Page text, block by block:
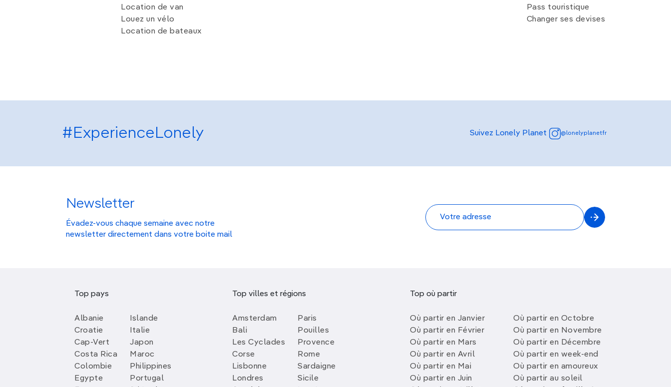
Location de van
Louez un vélo
Location de bateaux
Pass touristique
Changer ses devises
#ExperienceLonely Suivez Lonely Planet @lonelyplanetfr
Newsletter
Évadez-vous chaque semaine avec notre
newsletter directement dans votre boite mail
Top pays
Albanie
Croatie
Cap-Vert
Costa Rica
Colombie
Egypte
Islande
Italie
Japon
Maroc
Philippines
Portugal
Top villes et régions
Amsterdam
Bali
Les Cyclades
Corse
Lisbonne
Londres
Paris
Pouilles
Provence
Rome
Sardaigne
Sicile
Top où partir
Où partir en Janvier
Où partir en Février
Où partir en Mars
Où partir en Avril
Où partir en Mai
Où partir en Juin
Où partir en Octobre
Où partir en Novembre
Où partir en Décembre
Où partir en week-end
Où partir en amoureux
Où partir au soleil